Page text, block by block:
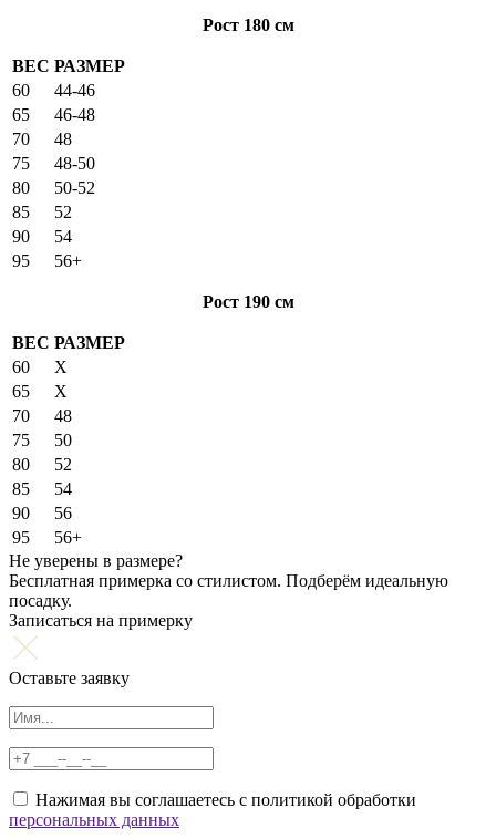
Рост 180 см
ВЕС РАЗМЕР
60
44-46
65
46-48
70
48
75
48-50
80
50-52
85
52
90
54
95
56+
Рост 190 см
ВЕС РАЗМЕР
60
X
65
X
70
48
75
50
80
52
85
54
90
56
95
56+
Не уверены в размере?
Бесплатная примерка со стилистом. Подберём идеальную
посадку.
Записаться на примерку
Оставьте заявку
Нажимая вы соглашаетесь с политикой обработки
персональных данных